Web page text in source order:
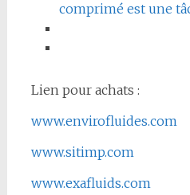
comprimé est une
Lien pour achats :
www.envirofluides.com
www.sitimp.com
www.exafluids.com